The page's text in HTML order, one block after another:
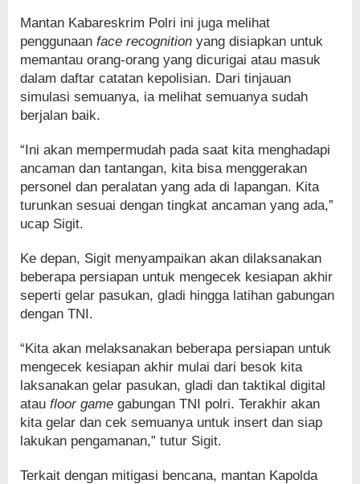
Mantan Kabareskrim Polri ini juga melihat
penggunaan face recognition yang disiapkan untuk
memantau orang-orang yang dicurigai atau masuk
dalam daftar catatan kepolisian. Dari tinjauan
simulasi semuanya, ia melihat semuanya sudah
berjalan baik.
“Ini akan mempermudah pada saat kita menghadapi
ancaman dan tantangan, kita bisa menggerakan
personel dan peralatan yang ada di lapangan. Kita
turunkan sesuai dengan tingkat ancaman yang ada,”
ucap Sigit.
Ke depan, Sigit menyampaikan akan dilaksanakan
beberapa persiapan untuk mengecek kesiapan akhir
seperti gelar pasukan, gladi hingga latihan gabungan
dengan TNI.
“Kita akan melaksanakan beberapa persiapan untuk
mengecek kesiapan akhir mulai dari besok kita
laksanakan gelar pasukan, gladi dan taktikal digital
atau floor game gabungan TNI polri. Terakhir akan
kita gelar dan cek semuanya untuk insert dan siap
lakukan pengamanan,” tutur Sigit.
Terkait dengan mitigasi bencana, mantan Kapolda